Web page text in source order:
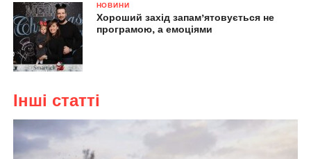
НОВИНИ
Хороший захід запам’ятовується не
програмою, а емоціями
Інші статті